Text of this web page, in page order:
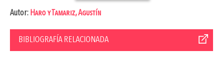
Autor: Haro y Tamariz, Agustín
BIBLIOGRAFÍA RELACIONADA